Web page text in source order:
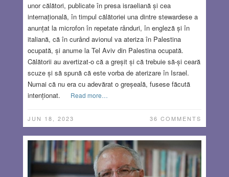
unor călători, publicate în presa israeliană și cea
internațională, în timpul călătoriei una dintre stewardese a
anunțat la microfon în repetate rânduri, în engleză și în
italiană, că în curând avionul va ateriza în Palestina
ocupată, și anume la Tel Aviv din Palestina ocupată.
Călătorii au avertizat-o că a greșit și că trebuie să-și ceară
scuze și să spună că este vorba de aterizare în Israel.
Numai că nu era cu adevărat o greșeală, fusese făcută
intenționat.
Read more…
JUN 18, 2023 36 COMMENTS